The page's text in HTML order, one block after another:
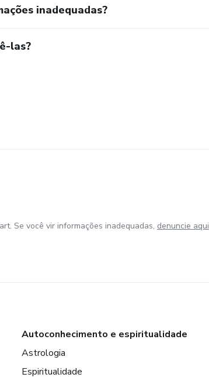
inadequadas?
las?
Se você vir informações inadequadas, denuncie aqui
Autoconhecimento e espiritualidade
Astrologia
Espiritualidade